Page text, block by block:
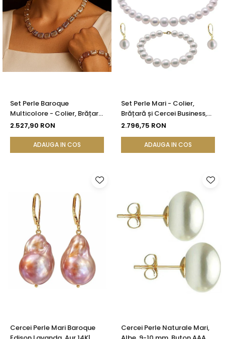
Set Perle Baroque
Multicolore - Colier, Brățară
și Cercei, Aur Galben 14K |
2.527,90 RON
ADAUGA IN COS
Set Perle Mari - Colier,
Brățară și Cercei Business,
Aur Galben 14K, Perle Albe
KASKADDA®
2.796,75 RON
ADAUGA IN COS
Cercei Perle Mari Baroque
Cercei Perle Naturale Mari,